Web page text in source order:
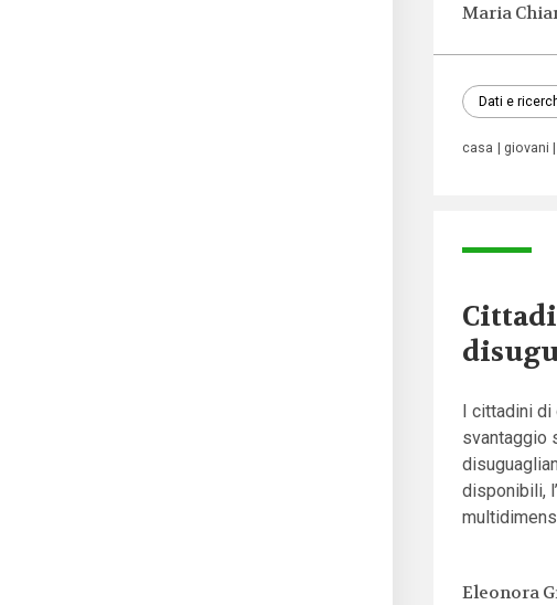
Maria
Dati e
casa giovani
I cittadini
svantaggio
disponibili,
Eleonora